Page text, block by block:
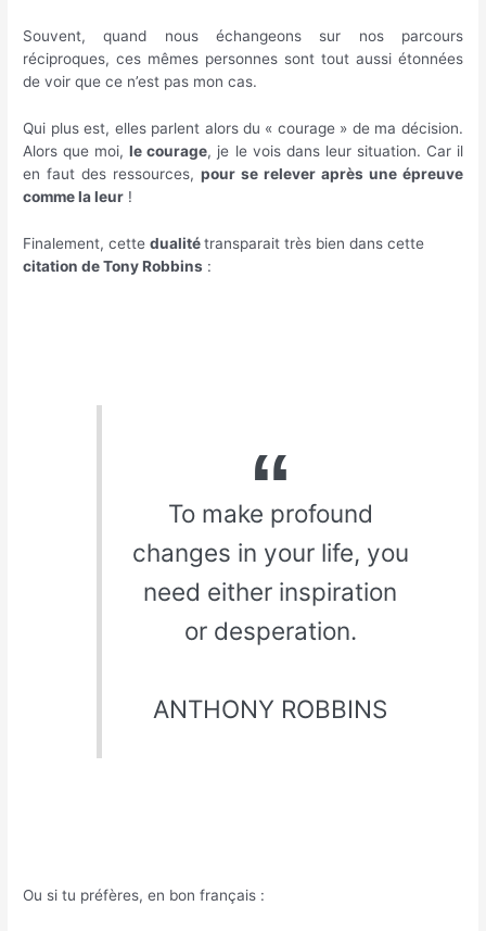
Souvent, quand nous échangeons sur nos parcours
réciproques, ces mêmes personnes sont tout aussi étonnées
de voir que ce n’est pas mon cas.
Qui plus est, elles parlent alors du « courage » de ma décision.
Alors que moi,le courage, je le vois dans leur situation. Car il
en faut des ressources,pour se relever après une épreuve
comme la leur !
Finalement, cettedualitétransparait très bien dans cette
citation de Tony Robbins :
To make profound
changes in your life, you
need either inspiration
or desperation.
ANTHONY ROBBINS
Ou si tu préfères, en bon français :